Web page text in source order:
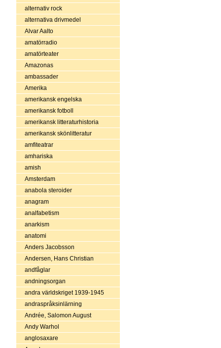
alternativ rock
alternativa drivmedel
Alvar Aalto
amatörradio
amatörteater
Amazonas
ambassader
Amerika
amerikansk engelska
amerikansk fotboll
amerikansk litteraturhistoria
amerikansk skönlitteratur
amfiteatrar
amhariska
amish
Amsterdam
anabola steroider
anagram
analfabetism
anarkism
anatomi
Anders Jacobsson
Andersen, Hans Christian
andfåglar
andningsorgan
andra världskriget 1939-1945
andraspråksinlärning
Andrée, Salomon August
Andy Warhol
anglosaxare